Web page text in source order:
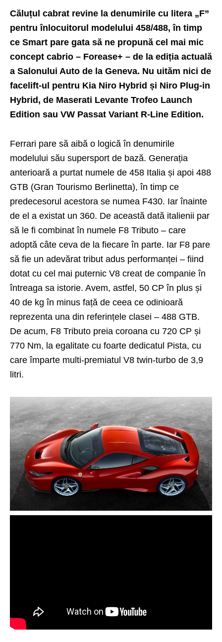
Căluțul cabrat revine la denumirile cu litera „F”
pentru înlocuitorul modelului 458/488, în timp
ce Smart pare gata să ne propună cel mai mic
concept cabrio – Forease+ – de la ediția actuală
a Salonului Auto de la Geneva. Nu uităm nici de
facelift-ul pentru Kia Niro Hybrid și Niro Plug-in
Hybrid, de Maserati Levante Trofeo Launch
Edition sau VW Passat Variant R-Line Edition.
Ferrari pare să aibă o logică în denumirile
modelului său supersport de bază. Generația
anterioară a purtat numele de 458 Italia și apoi 488
GTB (Gran Tourismo Berlinetta), în timp ce
predecesorul acestora se numea F430. Iar înainte
de el a existat un 360. De această dată italienii par
să le fi combinat în numele F8 Tributo – care
adoptă câte ceva de la fiecare în parte. Iar F8 pare
să fie un adevărat tribut adus performanței – fiind
dotat cu cel mai puternic V8 creat de companie în
întreaga sa istorie. Avem, astfel, 50 CP în plus și
40 de kg în minus față de ceea ce odinioară
reprezenta una din referințele clasei – 488 GTB.
De acum, F8 Tributo preia coroana cu 720 CP și
770 Nm, la egalitate cu foarte dedicatul Pista, cu
care împarte multi-premiatul V8 twin-turbo de 3,9
litri.